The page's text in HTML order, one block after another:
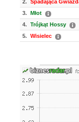
2. Spadająca
3. Młot
4. Trójkąt Hossy
5. Wisielec